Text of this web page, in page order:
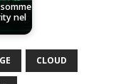
nel
CLOUD